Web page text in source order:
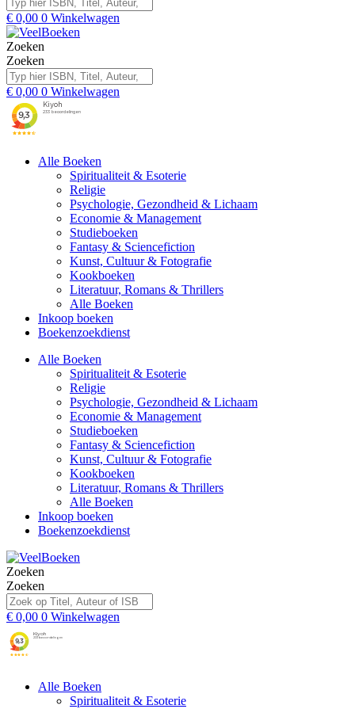
€ 0,00 0 Winkelwagen
Zoeken
Zoeken
€ 0,00 0 Winkelwagen
Alle Boeken
Spiritualiteit & Esoterie
Religie
Psychologie, Gezondheid & Lichaam
Economie & Management
Studieboeken
Fantasy & Sciencefiction
Kunst, Cultuur & Fotografie
Kookboeken
Literatuur, Romans & Thrillers
Alle Boeken
Inkoop boeken
Boekenzoekdienst
Alle Boeken
Spiritualiteit & Esoterie
Religie
Psychologie, Gezondheid & Lichaam
Economie & Management
Studieboeken
Fantasy & Sciencefiction
Kunst, Cultuur & Fotografie
Kookboeken
Literatuur, Romans & Thrillers
Alle Boeken
Inkoop boeken
Boekenzoekdienst
Zoeken
Zoeken
€ 0,00 0 Winkelwagen
Alle Boeken
Spiritualiteit & Esoterie